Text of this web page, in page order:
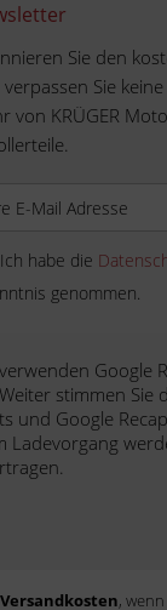
Sie den
Sie
von KRÜGER
Ich habe die
genommen.
Google
stimmen Sie
und Google
Ladevorgang
Versandkosten,